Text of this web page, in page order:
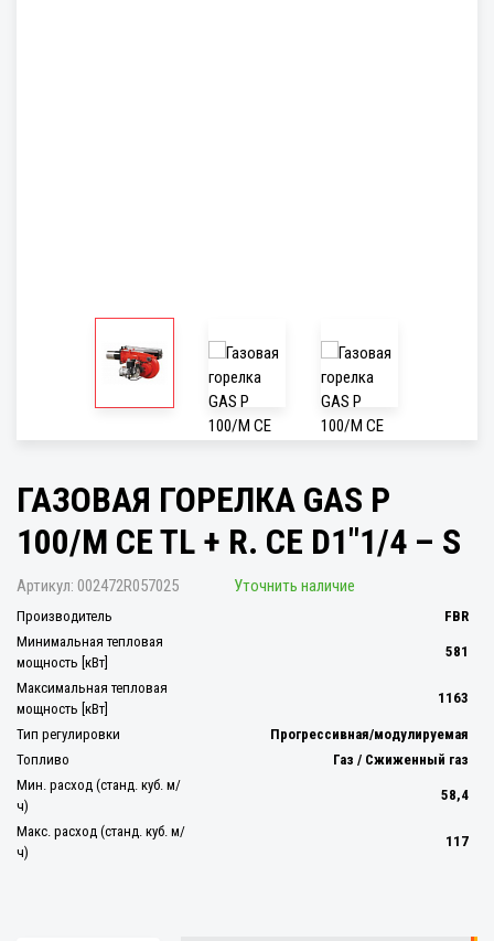
ГАЗОВАЯ ГОРЕЛКА GAS P
100/M CE TL + R. CE D1"1/4 – S
Артикул: 002472R057025 Уточнить наличие
Производитель
FBR
Минимальная тепловая
мощность [кВт]
581
Максимальная тепловая
мощность [кВт]
1163
Тип регулировки
Прогрессивная/модулируемая
Топливо
Газ / Сжиженный газ
Мин. расход (станд. куб. м/
ч)
58,4
Макс. расход (станд. куб. м/
ч)
117